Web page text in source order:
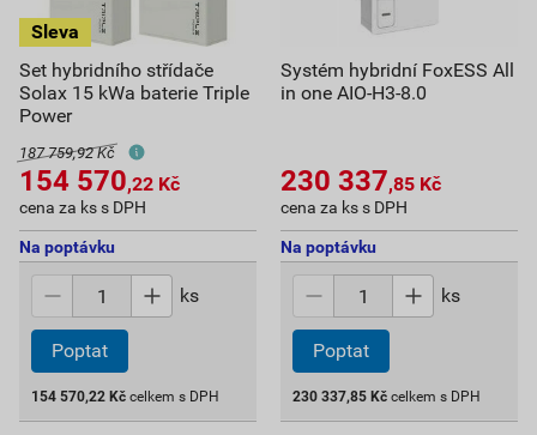
Set hybridního střídače
Solax 15 kWa baterie Triple
Power
187 759,92 Kč
154 570,22 Kč
cena za ks s DPH
Na poptávku
ks
Poptat
154 570,22 Kč celkem s DPH
Systém hybridní FoxESS All
in one AIO-H3-8.0
230 337,85 Kč
cena za ks s DPH
Na poptávku
ks
Poptat
230 337,85 Kč celkem s DPH